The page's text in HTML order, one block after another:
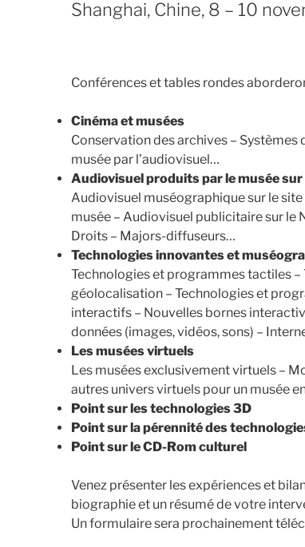
Shanghai, Chine, 8 – 10
Conférences et tables rondes
Cinéma et musées
Conservation des archives –
musée par l’audiovisuel…
Audiovisuel produits par le musée
Audiovisuel muséographique sur le
musée – Audiovisuel publicitaire sur le
Droits – Majors-diffuseurs…
Technologies innovantes et
Technologies et programmes tactiles
géolocalisation – Technologies et
interactifs – Nouvelles bornes
données (images, vidéos, sons) –
Les musées virtuels
Les musées exclusivement virtuels –
autres univers virtuels pour un musée
Point sur les technologies 3D
Point sur la pérennité des
Point sur le CD-Rom culturel
Venez présenter les expériences et
biographie et un résumé de votre
Un formulaire sera prochainement